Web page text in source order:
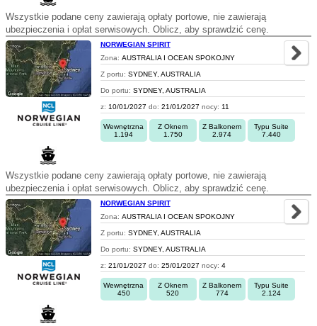
Wszystkie podane ceny zawierają opłaty portowe, nie zawierają
ubezpieczenia i opłat serwisowych. Oblicz, aby sprawdzić cenę.
NORWEGIAN SPIRIT
Zona: AUSTRALIA I OCEAN SPOKOJNY
Z portu: SYDNEY, AUSTRALIA
Do portu: SYDNEY, AUSTRALIA
z: 10/01/2027 do: 21/01/2027 nocy: 11
Wewnętrzna
1.194
Z Oknem
1.750
Z Balkonem
2.974
Typu Suite
7.440
Wszystkie podane ceny zawierają opłaty portowe, nie zawierają
ubezpieczenia i opłat serwisowych. Oblicz, aby sprawdzić cenę.
NORWEGIAN SPIRIT
Zona: AUSTRALIA I OCEAN SPOKOJNY
Z portu: SYDNEY, AUSTRALIA
Do portu: SYDNEY, AUSTRALIA
z: 21/01/2027 do: 25/01/2027 nocy: 4
Wewnętrzna
450
Z Oknem
520
Z Balkonem
774
Typu Suite
2.124